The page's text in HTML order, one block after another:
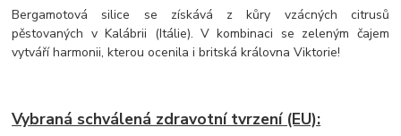
Bergamotová silice se získává z kůry vzácných citrusů
pěstovaných v Kalábrii (Itálie). V kombinaci se zeleným čajem
vytváří harmonii, kterou ocenila i britská královna Viktorie!
Vybraná schválená zdravotní tvrzení (EU):